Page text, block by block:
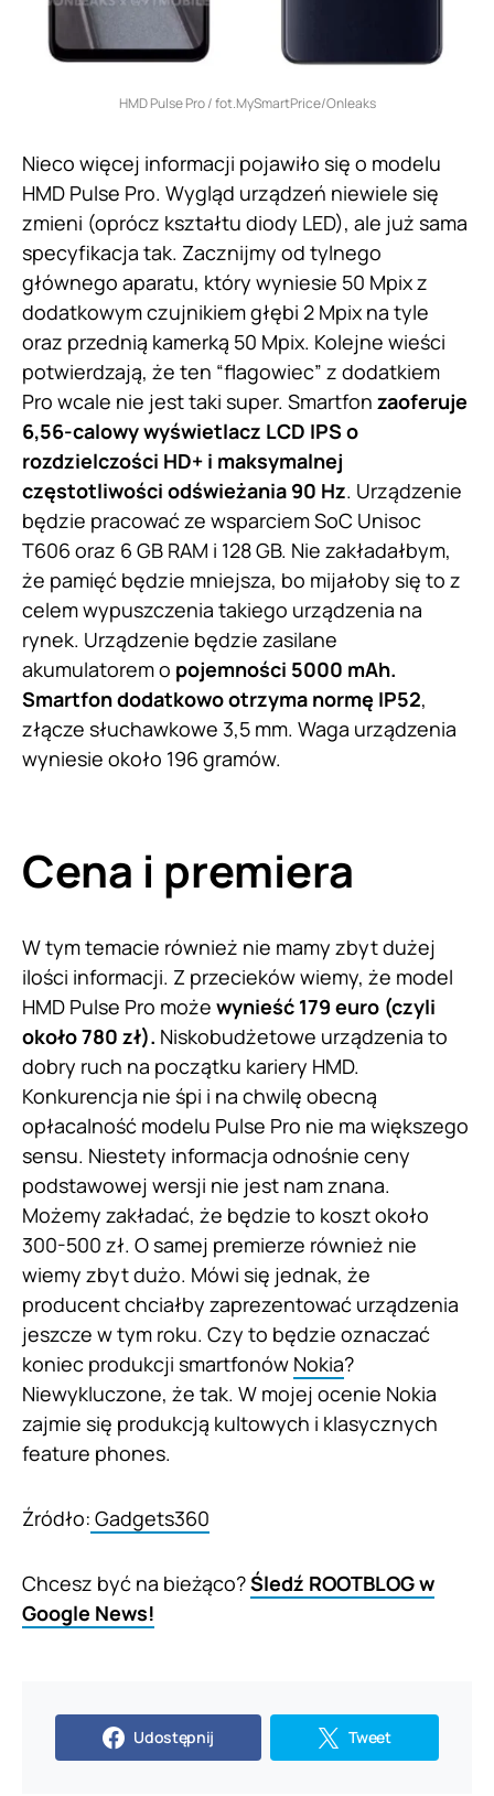
HMD Pulse Pro / fot.MySmartPrice/Onleaks
Nieco więcej informacji pojawiło się o modelu
HMD Pulse Pro. Wygląd urządzeń niewiele się
zmieni (oprócz kształtu diody LED), ale już sama
specyfikacja tak. Zacznijmy od tylnego
głównego aparatu, który wyniesie 50 Mpix z
dodatkowym czujnikiem głębi 2 Mpix na tyle
oraz przednią kamerką 50 Mpix. Kolejne wieści
potwierdzają, że ten “flagowiec” z dodatkiem
Pro wcale nie jest taki super. Smartfon zaoferuje
6,56-calowy wyświetlacz LCD IPS o
rozdzielczości HD+ i maksymalnej
częstotliwości odświeżania 90 Hz. Urządzenie
będzie pracować ze wsparciem SoC Unisoc
T606 oraz 6 GB RAM i 128 GB. Nie zakładałbym,
że pamięć będzie mniejsza, bo mijałoby się to z
celem wypuszczenia takiego urządzenia na
rynek. Urządzenie będzie zasilane
akumulatorem o pojemności 5000 mAh.
Smartfon dodatkowo otrzyma normę IP52,
złącze słuchawkowe 3,5 mm. Waga urządzenia
wyniesie około 196 gramów.
Cena i premiera
W tym temacie również nie mamy zbyt dużej
ilości informacji. Z przecieków wiemy, że model
HMD Pulse Pro może wynieść 179 euro (czyli
około 780 zł). Niskobudżetowe urządzenia to
dobry ruch na początku kariery HMD.
Konkurencja nie śpi i na chwilę obecną
opłacalność modelu Pulse Pro nie ma większego
sensu. Niestety informacja odnośnie ceny
podstawowej wersji nie jest nam znana.
Możemy zakładać, że będzie to koszt około
300-500 zł. O samej premierze również nie
wiemy zbyt dużo. Mówi się jednak, że
producent chciałby zaprezentować urządzenia
jeszcze w tym roku. Czy to będzie oznaczać
koniec produkcji smartfonów Nokia?
Niewykluczone, że tak. W mojej ocenie Nokia
zajmie się produkcją kultowych i klasycznych
feature phones.
Źródło: Gadgets360
Chcesz być na bieżąco?Śledź ROOTBLOG w
Google News!
Udostępnij Tweet